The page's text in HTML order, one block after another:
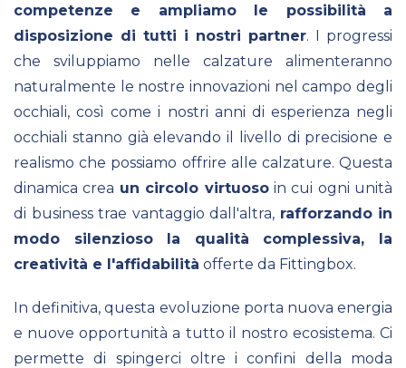
competenze e ampliamo le possibilità a
disposizione di tutti i nostri partner. I progressi
che sviluppiamo nelle calzature alimenteranno
naturalmente le nostre innovazioni nel campo degli
occhiali, così come i nostri anni di esperienza negli
occhiali stanno già elevando il livello di precisione e
realismo che possiamo offrire alle calzature. Questa
dinamica crea un circolo virtuosoin cui ogni unità
di business trae vantaggio dall'altra, rafforzando in
modo silenzioso la qualità complessiva, la
creatività e l'affidabilità offerte da Fittingbox.
In definitiva, questa evoluzione porta nuova energia
e nuove opportunità a tutto il nostro ecosistema. Ci
permette di spingerci oltre i confini della moda